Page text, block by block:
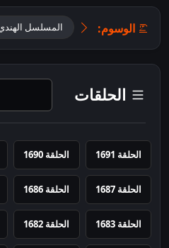
الوسوم: المسلسل الهندي
الحلقات
الحلقة 1691 الحلقة 1690
الحلقة 1687 الحلقة 1686
الحلقة 1683 الحلقة 1682